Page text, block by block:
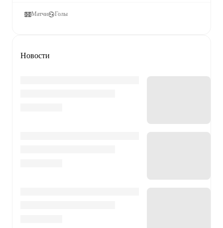
Матчи Голы
Новости